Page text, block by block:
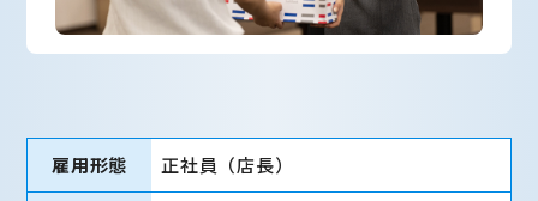
雇用形態 正社員（店長）